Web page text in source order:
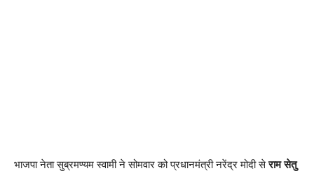
भाजपा नेता सुब्रमण्यम स्वामी ने सोमवार को प्रधानमंत्री नरेंद्र मोदी सेराम सेतु